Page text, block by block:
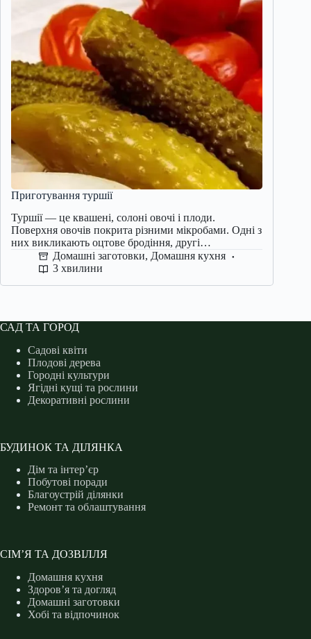
Приготування туршії
Туршії — це квашені, солоні овочі і плоди.
Поверхня овочів покрита різними мікробами. Одні з
них викликають оцтове бродіння, другі…
Домашні заготовки, Домашня кухня
3 хвилини
САД ТА ГОРОД
Садові квіти
Плодові дерева
Городні культури
Ягідні кущі та рослини
Декоративні рослини
БУДИНОК ТА ДІЛЯНКА
Дім та інтер’єр
Побутові поради
Благоустрій ділянки
Ремонт та облаштування
СІМ’Я ТА ДОЗВІЛЛЯ
Домашня кухня
Здоров’я та догляд
Домашні заготовки
Хобі та відпочинок